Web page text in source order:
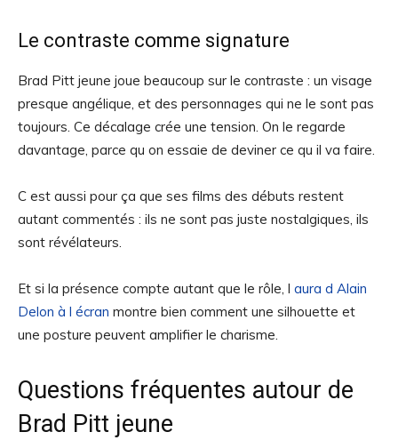
Le contraste comme signature
Brad Pitt jeune joue beaucoup sur le contraste : un visage
presque angélique, et des personnages qui ne le sont pas
toujours. Ce décalage crée une tension. On le regarde
davantage, parce qu on essaie de deviner ce qu il va faire.
C est aussi pour ça que ses films des débuts restent
autant commentés : ils ne sont pas juste nostalgiques, ils
sont révélateurs.
Et si la présence compte autant que le rôle, l aura d Alain
Delon à l écran montre bien comment une silhouette et
une posture peuvent amplifier le charisme.
Questions fréquentes autour de
Brad Pitt jeune